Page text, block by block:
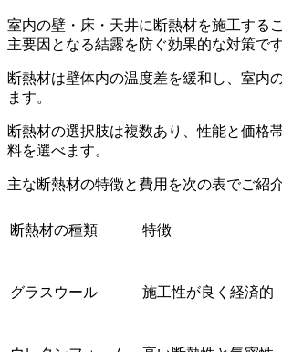
室内の壁・床・天井に断熱材を施工する
主要因となる結露を防ぐ効果的な対策です
断熱材は壁体内の温度差を緩和し、室内
ます。
断熱材の選択肢は複数あり、性能と価格
料を選べます。
主な断熱材の特徴と費用を次の表でご紹
断熱材の種類 特徴
グラスウール 施工性が良く経済的